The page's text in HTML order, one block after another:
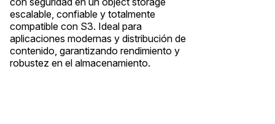
escalable, confiable y totalmente
compatible con S3. Ideal para
aplicaciones modernas y distribución de
contenido, garantizando rendimiento y
robustez en el almacenamiento.